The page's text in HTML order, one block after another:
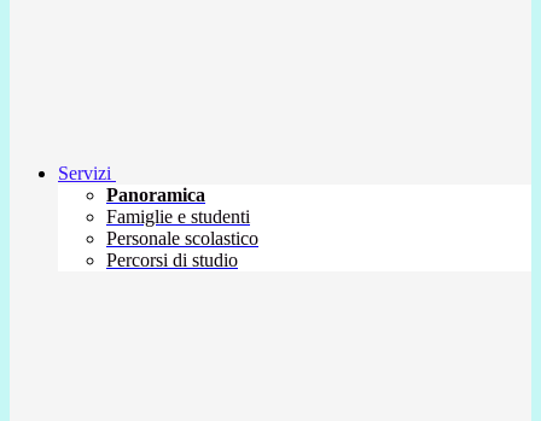
Servizi
Panoramica
Famiglie e studenti
Personale scolastico
Percorsi di studio